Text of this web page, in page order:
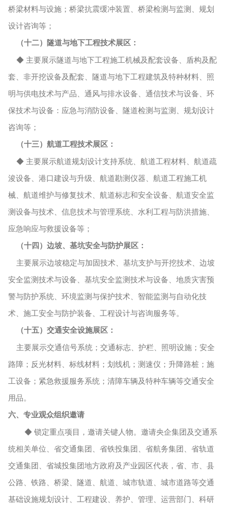
桥梁材料与设施；桥梁抗震缓冲装置、桥梁检测与监测、规划
设计咨询等；
（十二）隧道与地下工程技术展区：
◆ 主要展示隧道与地下工程施工机械及配套设备、盾构及配
套、非开挖设备及配套、隧道与地下工程建筑及特种材料、照
明与供电技术与产品、通风与排水设备、通信技术与设备、环
保技术与设备：应急与消防设备、隧道检测与监测、规划设计
咨询等；
（十三）航道工程技术展区：
◆ 主要展示航道规划设计支持系统、航道工程材料、航道疏
浚设备、港口建设与升级、航道勘测仪器、航道工程施工机
械、航道维护与修复技术、航道标志和安全设备、航道安全监
测设备与技术、信息技术与管理系统、水利工程与防洪措施、
应急响应与救援设备等；
（十四）边坡、基坑安全与防护展区：
主要展示边坡稳定与加固技术、基坑支护与开挖技术、边坡
安全监测技术与设备、基坑安全监测技术与设备、地质灾害预
警与防护系统、环境监测与保护技术、智能监测与自动化技
术、施工安全与防护装备、工程设计与咨询服务等。
（十五）交通安全设施展区：
主要展示交通信号系统；交通标志、护栏、照明设施；安全
路障；反光材料、标线材料；划线机；测速仪；升降路桩；施
工设备；紧急救援服务系统；清障车辆及特种车辆等交通安全
用品。
六、专业观众组织邀请
◆ 锁定重点项目，邀请关键人物。邀请央企集团及交通系
统相关单位、省交通集团、省铁投集团、省航务集团、省轨道
交通集团、省城投集团地方政府及产业园区代表，省、市、县
公路、铁路、桥梁、隧道、航道、城市轨道、城市道路等交通
基础设施规划设计、工程建设、养护、管理、运营部门、科研